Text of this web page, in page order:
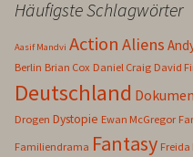
Häufigste Schlagwörter
Aasif Mandvi Action Aliens
Berlin Brian Cox Daniel Craig David
Deutschland
Drogen Dystopie Ewan McGregor
Familiendrama Fantasy Freida